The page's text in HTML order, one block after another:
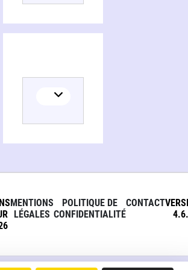
MENTIONS
LÉGALES
POLITIQUE DE
CONFIDENTIALITÉ
CONTACT